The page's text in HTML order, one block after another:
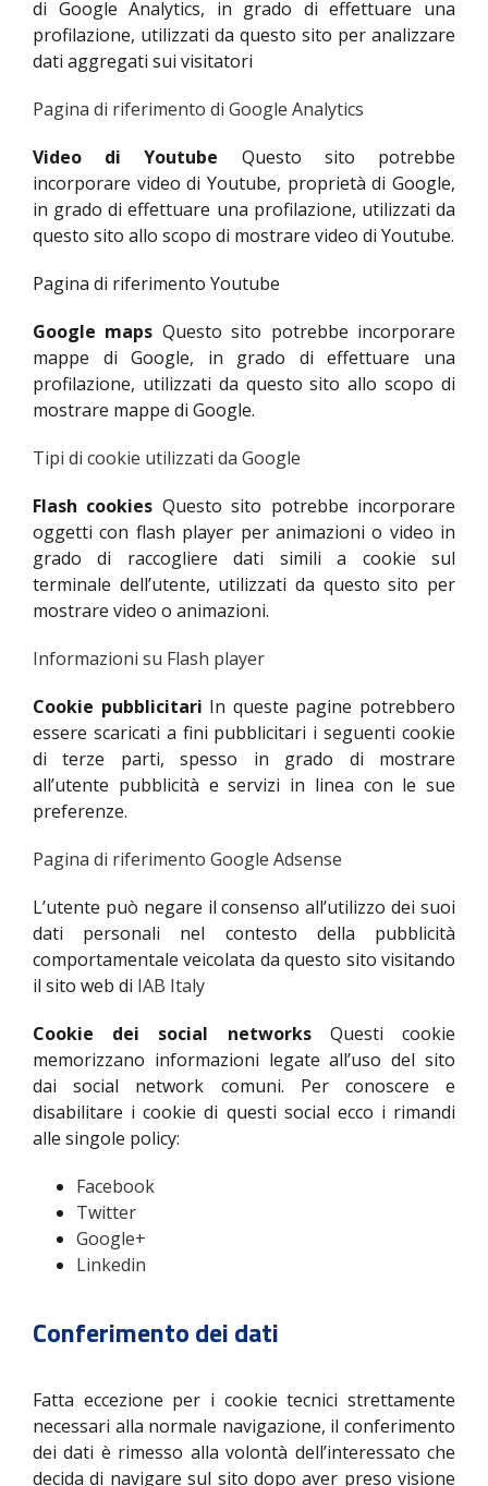
di Google Analytics, in grado di effettuare una
profilazione, utilizzati da questo sito per analizzare
dati aggregati sui visitatori
Pagina di riferimento di Google Analytics
Video di Youtube Questo sito potrebbe
incorporare video di Youtube, proprietà di Google,
in grado di effettuare una profilazione, utilizzati da
questo sito allo scopo di mostrare video di Youtube.
Pagina di riferimento Youtube
Google maps Questo sito potrebbe incorporare
mappe di Google, in grado di effettuare una
profilazione, utilizzati da questo sito allo scopo di
mostrare mappe di Google.
Tipi di cookie utilizzati da Google
Flash cookies Questo sito potrebbe incorporare
oggetti con flash player per animazioni o video in
grado di raccogliere dati simili a cookie sul
terminale dell’utente, utilizzati da questo sito per
mostrare video o animazioni.
Informazioni su Flash player
Cookie pubblicitari In queste pagine potrebbero
essere scaricati a fini pubblicitari i seguenti cookie
di terze parti, spesso in grado di mostrare
all’utente pubblicità e servizi in linea con le sue
preferenze.
Pagina di riferimento Google Adsense
L’utente può negare il consenso all’utilizzo dei suoi
dati personali nel contesto della pubblicità
comportamentale veicolata da questo sito visitando
il sito web di IAB Italy
Cookie dei social networks Questi cookie
memorizzano informazioni legate all’uso del sito
dai social network comuni. Per conoscere e
disabilitare i cookie di questi social ecco i rimandi
alle singole policy:
Facebook
Twitter
Google+
Linkedin
Conferimento dei dati
Fatta eccezione per i cookie tecnici strettamente
necessari alla normale navigazione, il conferimento
dei dati è rimesso alla volontà dell’interessato che
decida di navigare sul sito dopo aver preso visione